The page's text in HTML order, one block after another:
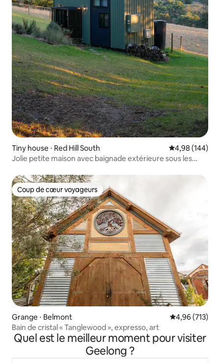
Tiny house ⋅ Red Hill South Évaluation
4,98 (144)
Jolie petite maison avec baignade extérieure sous les
Coup de cœur voyageurs
Coup de cœur voyageurs
Grange ⋅ Belmont Évaluation
4,96 (713)
Bain de cristal « Tanglewood », expresso, art
Quel est le meilleur moment pour visiter
Geelong ?